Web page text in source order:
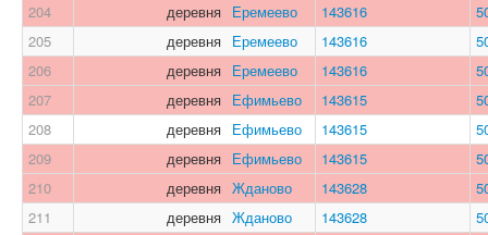
204
деревня Еремеево 143616
205
деревня Еремеево 143616
206
деревня Еремеево 143616
207
деревня Ефимьево 143615
208
деревня Ефимьево 143615
209
деревня Ефимьево 143615
210
деревня Жданово 143628
211
деревня Жданово 143628